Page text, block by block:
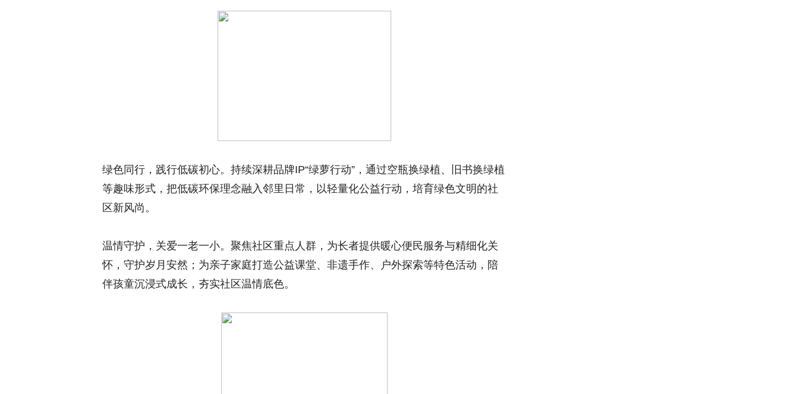
绿色同行，践行低碳初心。持续深耕品牌IP“绿萝行动”，通过空瓶换绿植、旧书换绿植
等趣味形式，把低碳环保理念融入邻里日常，以轻量化公益行动，培育绿色文明的社
区新风尚。
温情守护，关爱一老一小。聚焦社区重点人群，为长者提供暖心便民服务与精细化关
怀，守护岁月安然；为亲子家庭打造公益课堂、非遗手作、户外探索等特色活动，陪
伴孩童沉浸式成长，夯实社区温情底色。